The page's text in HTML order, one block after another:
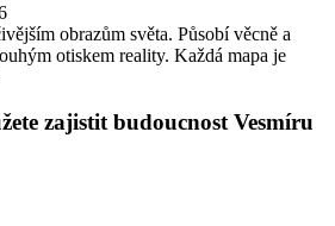
obrazům světa. Působí věcně a
otiskem reality. Každá mapa je
zajistit budoucnost Vesmíru